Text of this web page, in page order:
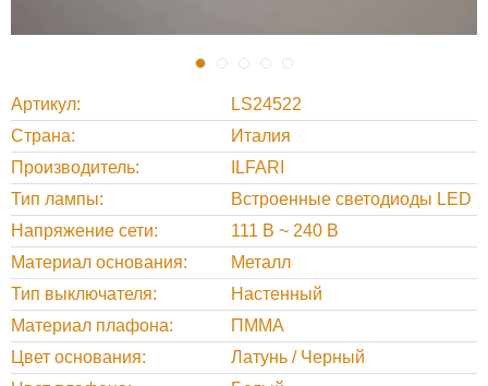
Артикул
LS24522
Страна
Италия
Производитель
ILFARI
Тип лампы
Встроенные светодиоды LED
Напряжение сети
111 В ~ 240 В
Материал основания
Металл
Тип выключателя
Настенный
Материал плафона
ПММА
Цвет основания
Латунь / Черный